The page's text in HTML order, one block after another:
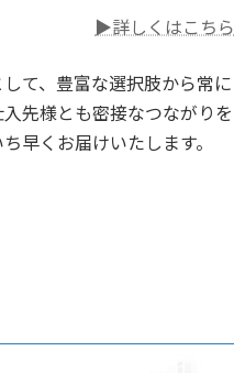
▶詳しくはこちら
て、豊富な選択肢から常に
先様とも密接なつながりを
早くお届けいたします。